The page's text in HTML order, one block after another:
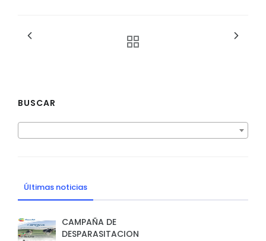
BUSCAR
Últimas noticias
CAMPAÑA DE
DESPARASITACION